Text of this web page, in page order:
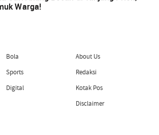
Warga!
Bola
Sports
Digital
About Us
Redaksi
Kotak Pos
Disclaimer